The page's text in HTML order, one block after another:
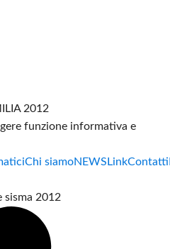
2012
funzione informativa e
Chi siamoNEWS LinkContatti
sisma 2012